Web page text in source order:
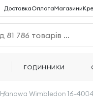
Hanowa Wimbledon 16-
ДоставкаОплатаМагазини
ГОДИННИКИ